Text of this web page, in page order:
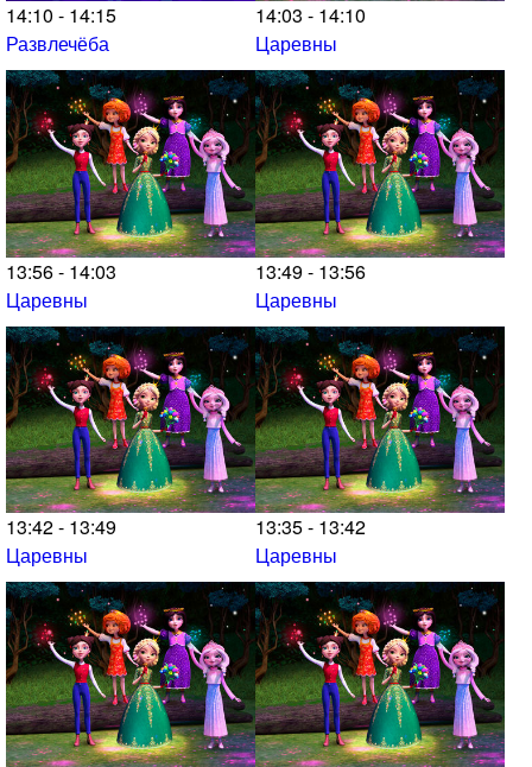
14:10 - 14:15
Развлечёба
14:03 - 14:10
Царевны
13:56 - 14:03
Царевны
13:49 - 13:56
Царевны
13:42 - 13:49
Царевны
13:35 - 13:42
Царевны